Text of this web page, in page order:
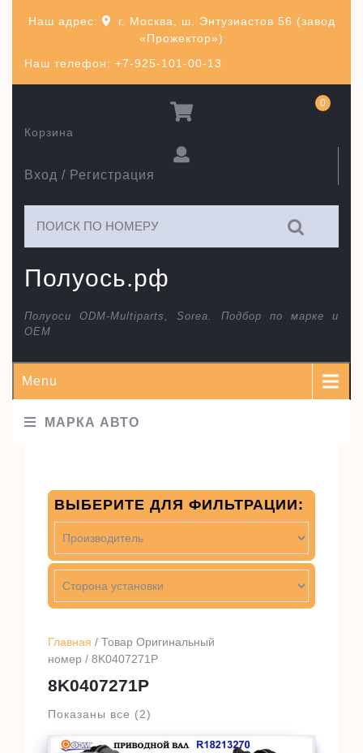
Наш телефон: +7-925-101-00-13
Наш адрес:
г. Москва, ш. Энтузиастов 56 (завод
«Прожектор»)
Полуось.рф
Полуоси ODM-Multiparts, Sorea. Подбор по марке и
ОЕМ
Вход / Регистрация
Корзина
0
Menu
МАРКА АВТО
Главная / Товар Оригинальный
номер / 8K0407271P
8K0407271P
Показаны все (2)
ВЫБЕРИТЕ ДЛЯ ФИЛЬТРАЦИИ: